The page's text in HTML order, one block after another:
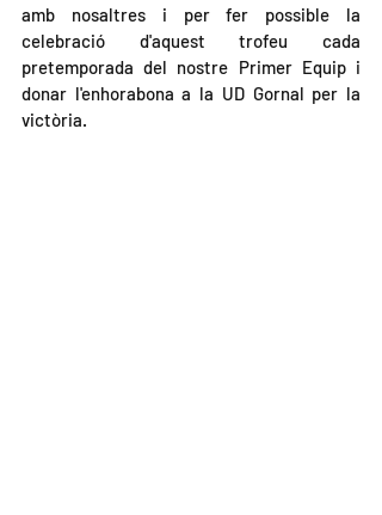
amb nosaltres i per fer possible la
celebració d'aquest trofeu cada
pretemporada del nostre Primer Equip i
donar l'enhorabona a la UD Gornal per la
victòria.